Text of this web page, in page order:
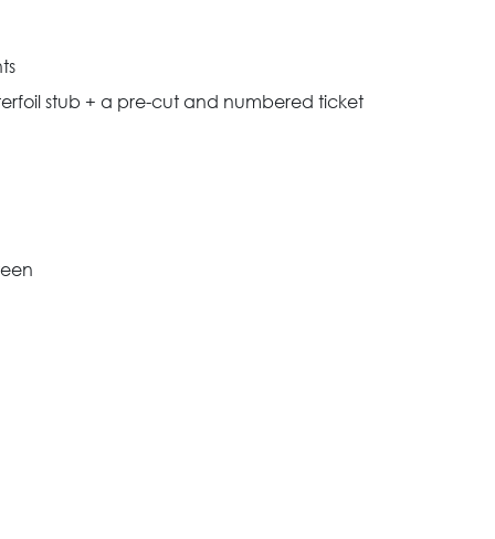
stub + a pre-cut and numbered ticket